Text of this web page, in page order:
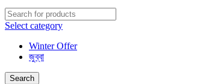
Select category
Winter Offer
জুব্বা
Search